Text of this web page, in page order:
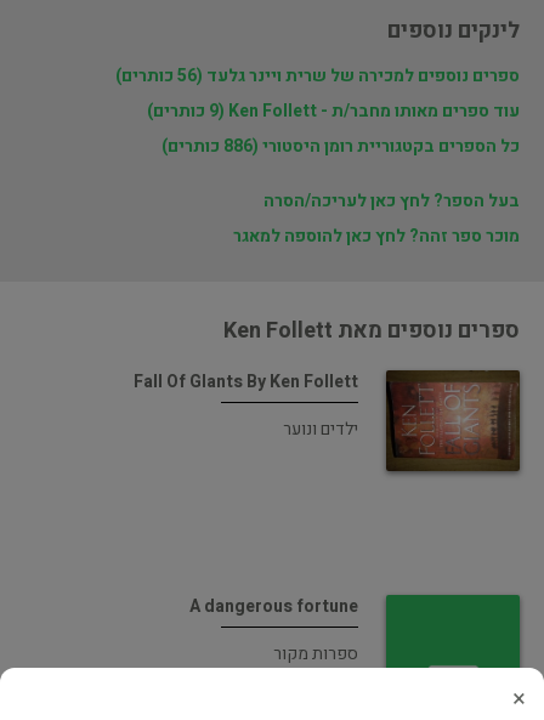
לינקים נוספים
ספרים נוספים למכירה של שרית ויינר גלעד (56 כותרים)
עוד ספרים מאותו מחבר/ת - Ken Follett (9 כותרים)
כל הספרים בקטגוריית רומן היסטורי (886 כותרים)
בעל הספר? לחץ כאן לעריכה/הסרה
מוכר ספר זהה? לחץ כאן להוספה למאגר
ספרים נוספים מאת Ken Follett
Fall Of Glants By Ken Follett
ילדים ונוער
A dangerous fortune
ספרות מקור
×